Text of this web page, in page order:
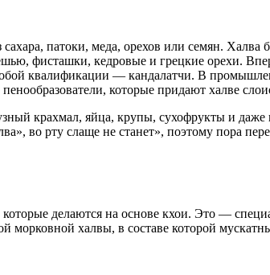
патоки, меда, орехов или семян.
фисташки, кедровые и грецкие орехи.
квалификации — кандалатчи. В
которые придают халве
крахмал, яйца, крупы, сухофрукты и даже
во рту слаще не станет», поэтому пора
делаются на основе кхои. Это —
халвы, в составе которой